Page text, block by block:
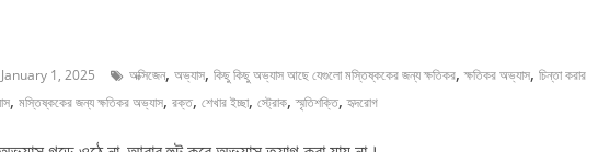
1, 2025 অক্সিজেন, অভ্যাস, কিছু কিছু অভ্যাস আছে যেগুলো মস্তিষ্ককের জন্য ক্ষতিকর,ক্ষতিকর অভ্যাস, চিন্তা করার
, মস্তিষ্ককের জন্য ক্ষতিকর অভ্যাস, রক্ত, শেখার ইচ্ছা, স্ট্রোক,স্মৃতিশক্তি,হৃদরোগ